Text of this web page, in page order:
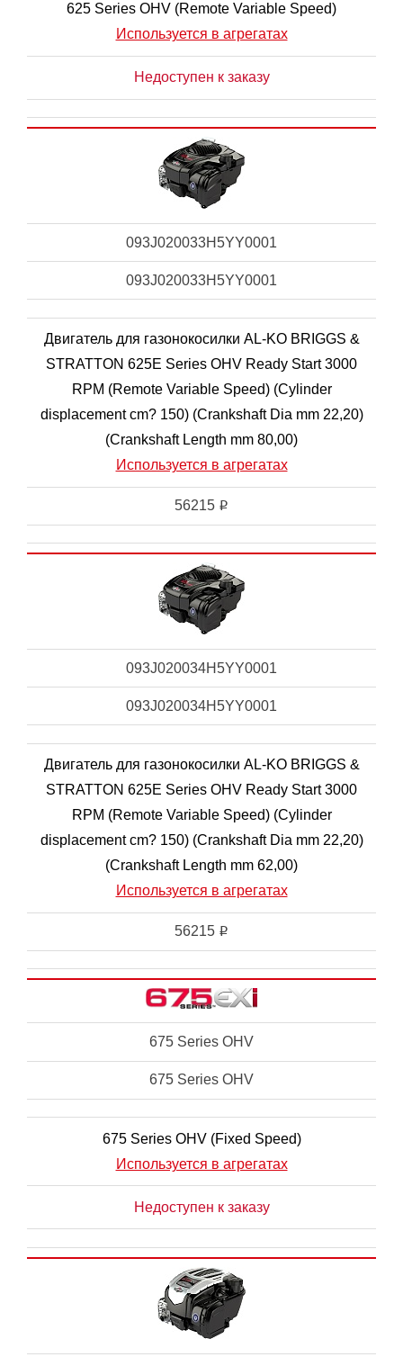
625 Series OHV (Remote Variable Speed)
Используется в агрегатах
Недоступен к заказу
093J020033H5YY0001
093J020033H5YY0001
Двигатель для газонокосилки AL-KO BRIGGS &
STRATTON 625E Series OHV Ready Start 3000
RPM (Remote Variable Speed) (Cylinder
displacement cm? 150) (Crankshaft Dia mm 22,20)
(Crankshaft Length mm 80,00)
Используется в агрегатах
56215 i
093J020034H5YY0001
093J020034H5YY0001
Двигатель для газонокосилки AL-KO BRIGGS &
STRATTON 625E Series OHV Ready Start 3000
RPM (Remote Variable Speed) (Cylinder
displacement cm? 150) (Crankshaft Dia mm 22,20)
(Crankshaft Length mm 62,00)
Используется в агрегатах
56215 i
675 Series OHV
675 Series OHV
675 Series OHV (Fixed Speed)
Используется в агрегатах
Недоступен к заказу